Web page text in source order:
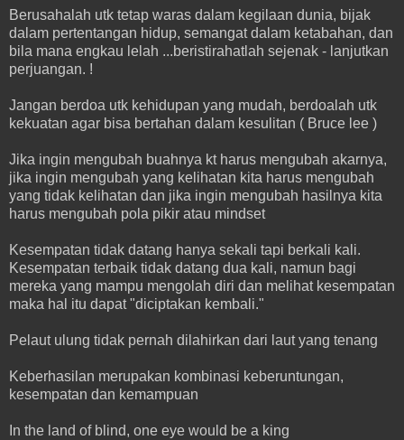
Berusahalah utk tetap waras dalam kegilaan dunia, bijak
dalam pertentangan hidup, semangat dalam ketabahan, dan
bila mana engkau lelah ...beristirahatlah sejenak - lanjutkan
perjuangan. !
Jangan berdoa utk kehidupan yang mudah, berdoalah utk
kekuatan agar bisa bertahan dalam kesulitan ( Bruce lee )
Jika ingin mengubah buahnya kt harus mengubah akarnya,
jika ingin mengubah yang kelihatan kita harus mengubah
yang tidak kelihatan dan jika ingin mengubah hasilnya kita
harus mengubah pola pikir atau mindset
Kesempatan tidak datang hanya sekali tapi berkali kali.
Kesempatan terbaik tidak datang dua kali, namun bagi
mereka yang mampu mengolah diri dan melihat kesempatan
maka hal itu dapat "diciptakan kembali."
Pelaut ulung tidak pernah dilahirkan dari laut yang tenang
Keberhasilan merupakan kombinasi keberuntungan,
kesempatan dan kemampuan
In the land of blind, one eye would be a king